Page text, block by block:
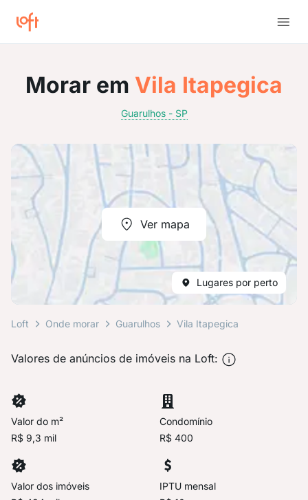
Morar em Vila Itapegica
Guarulhos - SP
Ver mapa
Lugares por perto
Loft Onde morar Guarulhos Vila Itapegica
Valores de anúncios de imóveis na Loft:
Valor do m²
R$ 9,3 mil
Condomínio
R$ 400
Valor dos imóveis
IPTU mensal